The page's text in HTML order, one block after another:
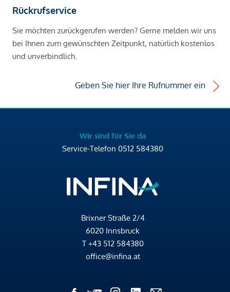
Rückrufservice
Sie möchten zurückgerufen werden? Gerne melden wir uns
bei Ihnen zum gewünschten Zeitpunkt, natürlich kostenlos
und unverbindlich.
Geben Sie hier Ihre Rufnummer ein
Wir sind für Sie da
Service-Telefon 0512 584380
Brixner Straße 2/4
6020 Innsbruck
T +43 512 584380
office@infina.at